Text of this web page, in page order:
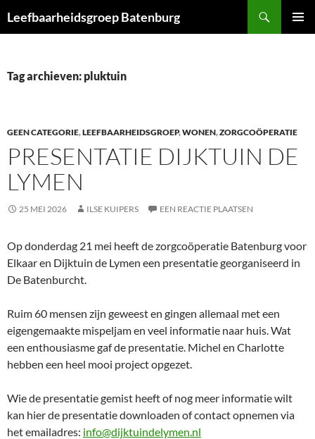
naar
Leefbaarheidsgroep Batenburg
Tag archieven: pluktuin
GEEN CATEGORIE,LEEFBAARHEIDSGROEP,WONEN,ZORGCOÖPERATIE
PRESENTATIE DIJKTUIN DE
LYMEN
25 MEI 2026 ILSE KUIPERS EEN REACTIE PLAATSEN
Op donderdag 21 mei heeft de zorgcoöperatie Batenburg voor
Elkaar en Dijktuin de Lymen een presentatie georganiseerd in
De Batenburcht.
Ruim 60 mensen zijn geweest en gingen allemaal met een
eigengemaakte mispeljam en veel informatie naar huis. Wat
een enthousiasme gaf de presentatie. Michel en Charlotte
hebben een heel mooi project opgezet.
Wie de presentatie gemist heeft of nog meer informatie wilt
kan hier de presentatie downloaden of contact opnemen via
het emailadres: info@dijktuindelymen.nl